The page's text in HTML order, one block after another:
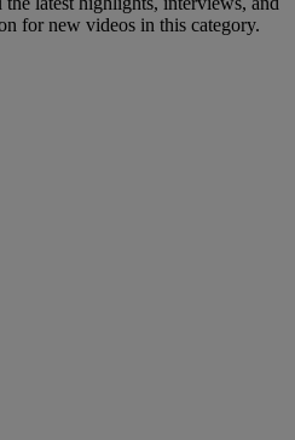
for new videos in this category.